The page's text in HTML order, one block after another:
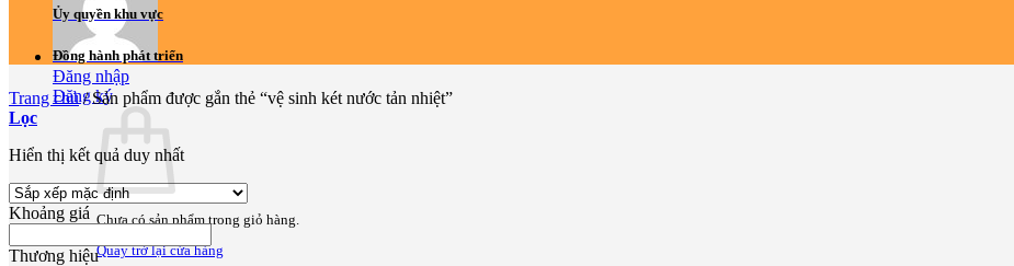
Đăng nhập
Đăng ký
Chưa có sản phẩm trong giỏ hàng.
Quay trở lại cửa hàng
Ủy quyền khu vực
Đồng hành phát triển
Trang chủ /Sản phẩm được gắn thẻ “vệ sinh két nước tản nhiệt”
Lọc
Hiển thị kết quả duy nhất
Khoảng giá
Thương hiệu